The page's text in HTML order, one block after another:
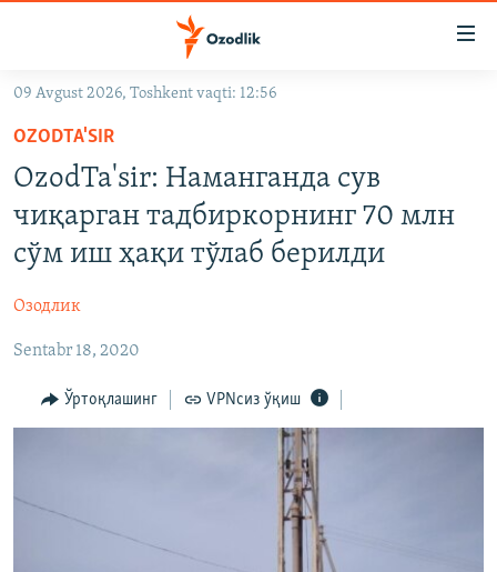
Асосий
навигацияга
ўтинг
Қидиришга
ўтинг
OZODVIDEO
На русском
ИЖТИМОИЙ ТАРМОҚЛАР
09 Avgust 2026, Toshkent vaqti: 12:56
OZODTA'SIR
OzodTa'sir: Наманганда сув
чиқарган тадбиркорнинг 70 млн
сўм иш ҳақи тўлаб берилди
Озодлик
Sentabr 18, 2020
Ўртоқлашинг VPNсиз ўқиш